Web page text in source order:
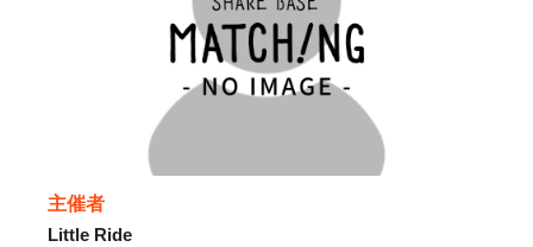
主催者
Little Ride